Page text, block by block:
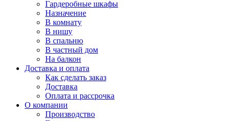
Гардеробные шкафы
Назначение
В комнату
В нишу
В спальню
В частный дом
На балкон
Доставка и оплата
Как сделать заказ
Доставка
Оплата и рассрочка
О компании
Производство